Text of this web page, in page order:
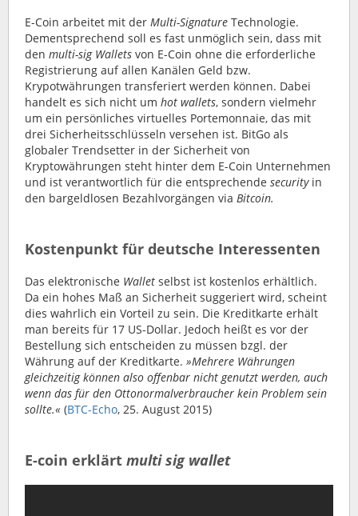
E-Coin arbeitet mit der Multi-Signature Technologie.
Dementsprechend soll es fast unmöglich sein, dass mit
den multi-sig Wallets von E-Coin ohne die erforderliche
Registrierung auf allen Kanälen Geld bzw.
Krypotwährungen transferiert werden können. Dabei
handelt es sich nicht um hot wallets, sondern vielmehr
um ein persönliches virtuelles Portemonnaie, das mit
drei Sicherheitsschlüsseln versehen ist. BitGo als
globaler Trendsetter in der Sicherheit von
Kryptowährungen steht hinter dem E-Coin Unternehmen
und ist verantwortlich für die entsprechende security in
den bargeldlosen Bezahlvorgängen via Bitcoin.
Kostenpunkt für deutsche Interessenten
Das elektronische Wallet selbst ist kostenlos erhältlich.
Da ein hohes Maß an Sicherheit suggeriert wird, scheint
dies wahrlich ein Vorteil zu sein. Die Kreditkarte erhält
man bereits für 17 US-Dollar. Jedoch heißt es vor der
Bestellung sich entscheiden zu müssen bzgl. der
Währung auf der Kreditkarte. »Mehrere Währungen
gleichzeitig können also offenbar nicht genutzt werden, auch
wenn das für den Ottonormalverbraucher kein Problem sein
sollte.« (BTC-Echo, 25. August 2015)
E-coin erklärt multi sig wallet